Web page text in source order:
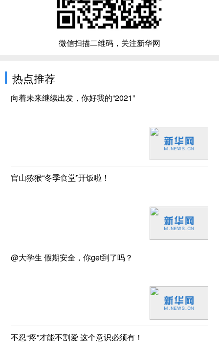
微信扫描二维码，关注新华网
热点推荐
向着未来继续出发，你好我的“2021”
官山猕猴“冬季食堂”开饭啦！
@大学生 假期安全，你get到了吗？
不忍“疼”才能不割爱 这个意识必须有！